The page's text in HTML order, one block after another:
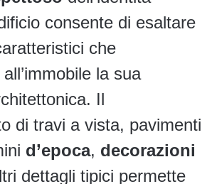
consente di esaltare
che
la sua
Il
di travi a vista, pavimenti
d’epoca, decorazioni
dettagli tipici permette